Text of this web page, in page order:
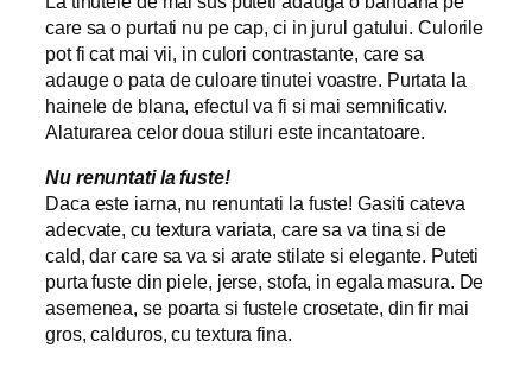
care sa o purtati nu pe cap, ci in jurul gatului. Culorile
pot fi cat mai vii, in culori contrastante, care sa
adauge o pata de culoare tinutei voastre. Purtata la
hainele de blana, efectul va fi si mai semnificativ.
Alaturarea celor doua stiluri este incantatoare.
Nu renuntati la fuste!
Daca este iarna, nu renuntati la fuste! Gasiti cateva
adecvate, cu textura variata, care sa va tina si de
cald, dar care sa va si arate stilate si elegante. Puteti
purta fuste din piele, jerse, stofa, in egala masura. De
asemenea, se poarta si fustele crosetate, din fir mai
gros, calduros, cu textura fina.